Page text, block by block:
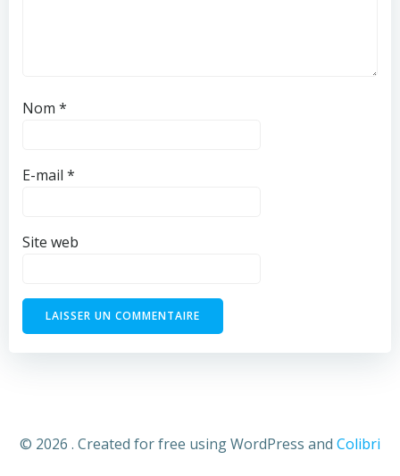
Nom *
E-mail *
Site web
© 2026 . Created for free using WordPress and Colibri